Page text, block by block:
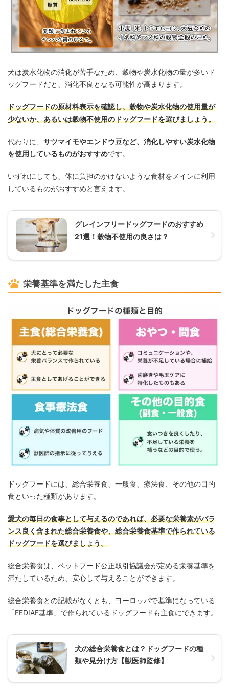
犬は炭水化物の消化が苦手なため、穀物や炭水化物の量が多いド
ッグフードだと、消化不良となる可能性が高まります。
ドッグフードの原材料表示を確認し、穀物や炭水化物の使用量が
少ないか、あるいは穀物不使用のドッグフードを選びましょう。
代わりに、 サツマイモやエンドウ豆など、消化しやすい炭水化物
を使用しているものがおすすめです。
いずれにしても、体に負担のかけないような食材をメインに利用
しているものがおすすめと言えます。
グレインフリードッグフードのおすすめ
21選！穀物不使用の良さは？
栄養基準を満たした主食
ドッグフードには、総合栄養食、一般食、療法食、その他の目的
食といった種類があります。
愛犬の毎日の食事として与えるのであれば、必要な栄養素がバラ
ンス良く含まれた総合栄養食や、総合栄養食基準で作られている
ドッグフードを選びましょう。
総合栄養食は、ペットフード公正取引協議会が定める栄養基準を
満たしているため、安心して与えることができます。
総合栄養食との記載がなくとも、ヨーロッパで基準になっている
「FEDIAF基準」で作られているドッグフードも主食にできます。
犬の総合栄養食とは？ドッグフードの種
類や見分け方【獣医師監修】